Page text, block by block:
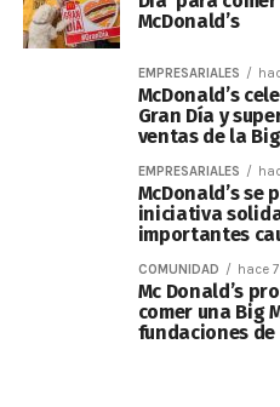
McDonald’s
EMPRESARIALES
McDonald’s
Gran Día y
ventas de la
EMPRESARIALES
McDonald’s se
iniciativa
importantes
COMUNIDAD hace
Mc Donald’s
comer una Big
fundaciones